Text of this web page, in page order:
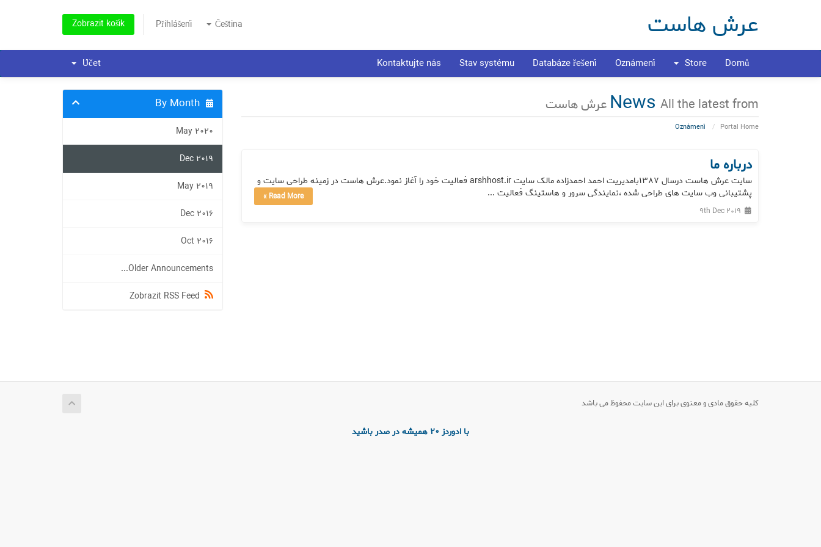
Čeština
Přihlášení
Zobrazit košík عرش هاست
Domů
Store
Oznámení
Databáze řešení
Stav systému
Kontaktujte nás
Účet
News All the latest from عرش هاست
Portal Home
By Month
May 2020
Dec 2019
May 2019
Dec 2016
Oct 2016
Older Announcements...
درباره ما
سایت عرش هاست درسال ۱۳۸۷بامدیریت احمد احمدزاده مالک سایت arshhost.ir فعالیت خود را آغاز نمود.عرش هاست در زمینه طراحی سایت و
پشتیبانی وب سایت های طراحی شده ،نمایندگی سرور و هاستینگ فعالیت ...
Read More »
کلیه حقوق مادی و معنوی برای این سایت محفوظ می باشد
با ادوردز 20 همیشه در صدر باشید